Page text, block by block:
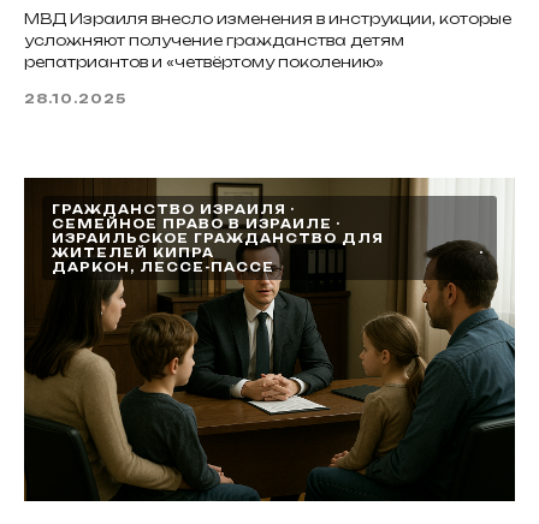
МВД Израиля внесло изменения в инструкции, которые
усложняют получение гражданства детям
репатриантов и «четвёртому поколению»
28.10.2025
ГРАЖДАНСТВО ИЗРАИЛЯ
СЕМЕЙНОЕ ПРАВО В ИЗРАИЛЕ
ИЗРАИЛЬСКОЕ ГРАЖДАНСТВО ДЛЯ
ЖИТЕЛЕЙ КИПРА
ДАРКОН, ЛЕССЕ-ПАССЕ